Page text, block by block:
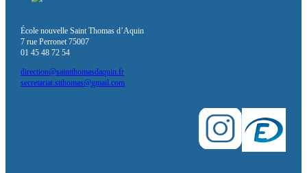
École nouvelle Saint Thomas d’Aquin
7 rue Perronet 75007
01 45 48 72 54
direction@saintthomasdaquin.fr
secretariat.stthomas@gmail.com